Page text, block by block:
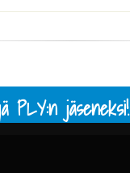
PLY:n jäseneksi!